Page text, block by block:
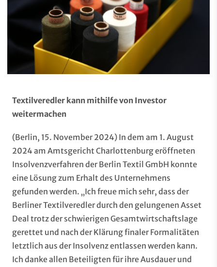
Textilveredler kann mithilfe von Investor
weitermachen
(Berlin, 15. November 2024) In dem am 1. August
2024 am Amtsgericht Charlottenburg eröffneten
Insolvenzverfahren der Berlin Textil GmbH konnte
eine Lösung zum Erhalt des Unternehmens
gefunden werden. „Ich freue mich sehr, dass der
Berliner Textilveredler durch den gelungenen Asset
Deal trotz der schwierigen Gesamtwirtschaftslage
gerettet und nach der Klärung finaler Formalitäten
letztlich aus der Insolvenz entlassen werden kann.
Ich danke allen Beteiligten für ihre Ausdauer und